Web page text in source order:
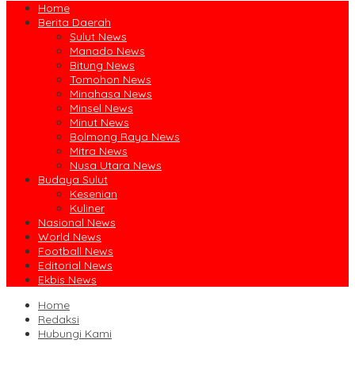
Home
Berita Daerah
Sulut News
Manado News
Bitung News
Tomohon News
Minahasa News
Minsel News
Minut News
Bolmong Raya News
Mitra News
Nusa Utara News
Budaya Sulut
Kesenian
Kuliner
Nasional News
World News
Football News
Editorial News
Ekbis News
Home
Redaksi
Hubungi Kami